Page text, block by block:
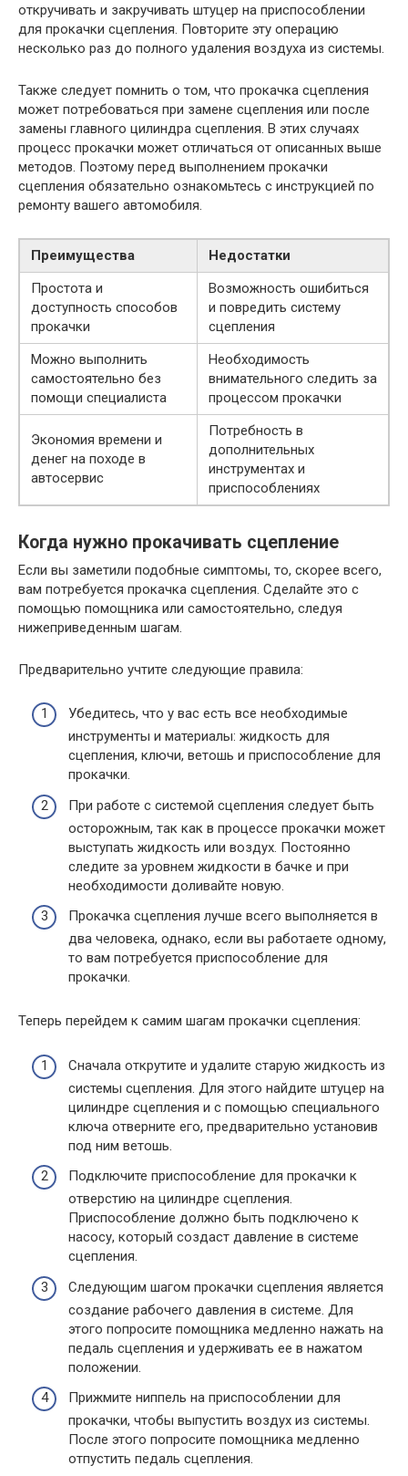
откручивать и закручивать штуцер на приспособлении
для прокачки сцепления. Повторите эту операцию
несколько раз до полного удаления воздуха из системы.
Также следует помнить о том, что прокачка сцепления
может потребоваться при замене сцепления или после
замены главного цилиндра сцепления. В этих случаях
процесс прокачки может отличаться от описанных выше
методов. Поэтому перед выполнением прокачки
сцепления обязательно ознакомьтесь с инструкцией по
ремонту вашего автомобиля.
Преимущества
Недостатки
Простота и
доступность способов
прокачки
Возможность ошибиться
и повредить систему
сцепления
Можно выполнить
самостоятельно без
помощи специалиста
Необходимость
внимательного следить за
процессом прокачки
Экономия времени и
денег на походе в
автосервис
Потребность в
дополнительных
инструментах и
приспособлениях
Когда нужно прокачивать сцепление
Если вы заметили подобные симптомы, то, скорее всего,
вам потребуется прокачка сцепления. Сделайте это с
помощью помощника или самостоятельно, следуя
нижеприведенным шагам.
Предварительно учтите следующие правила:
Убедитесь, что у вас есть все необходимые
инструменты и материалы: жидкость для
сцепления, ключи, ветошь и приспособление для
прокачки.
При работе с системой сцепления следует быть
осторожным, так как в процессе прокачки может
выступать жидкость или воздух. Постоянно
следите за уровнем жидкости в бачке и при
необходимости доливайте новую.
Прокачка сцепления лучше всего выполняется в
два человека, однако, если вы работаете одному,
то вам потребуется приспособление для
прокачки.
Теперь перейдем к самим шагам прокачки сцепления:
Сначала открутите и удалите старую жидкость из
системы сцепления. Для этого найдите штуцер на
цилиндре сцепления и с помощью специального
ключа отверните его, предварительно установив
под ним ветошь.
Подключите приспособление для прокачки к
отверстию на цилиндре сцепления.
Приспособление должно быть подключено к
насосу, который создаст давление в системе
сцепления.
Следующим шагом прокачки сцепления является
создание рабочего давления в системе. Для
этого попросите помощника медленно нажать на
педаль сцепления и удерживать ее в нажатом
положении.
Прижмите ниппель на приспособлении для
прокачки, чтобы выпустить воздух из системы.
После этого попросите помощника медленно
отпустить педаль сцепления.